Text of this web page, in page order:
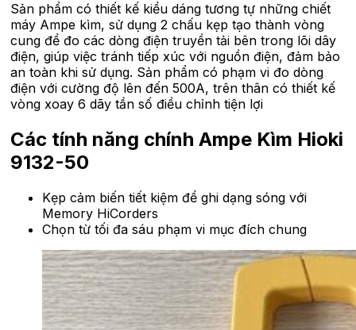
Sản phẩm có thiết kế kiểu dáng tương tự những chiết
máy Ampe kìm, sử dụng 2 chấu kẹp tạo thành vòng
cung để đo các dòng điện truyền tải bên trong lõi dây
điện, giúp việc tránh tiếp xúc với nguồn điện, đảm bảo
an toàn khi sử dụng. Sản phẩm có phạm vi đo dòng
điện với cường độ lên đến 500A, trên thân có thiết kế
vòng xoay 6 dãy tần số điều chỉnh tiện lợi
Các tính năng chính Ampe Kìm Hioki
9132-50
Kẹp cảm biến tiết kiệm để ghi dạng sóng với
Memory HiCorders
Chọn từ tối đa sáu phạm vi mục đích chung